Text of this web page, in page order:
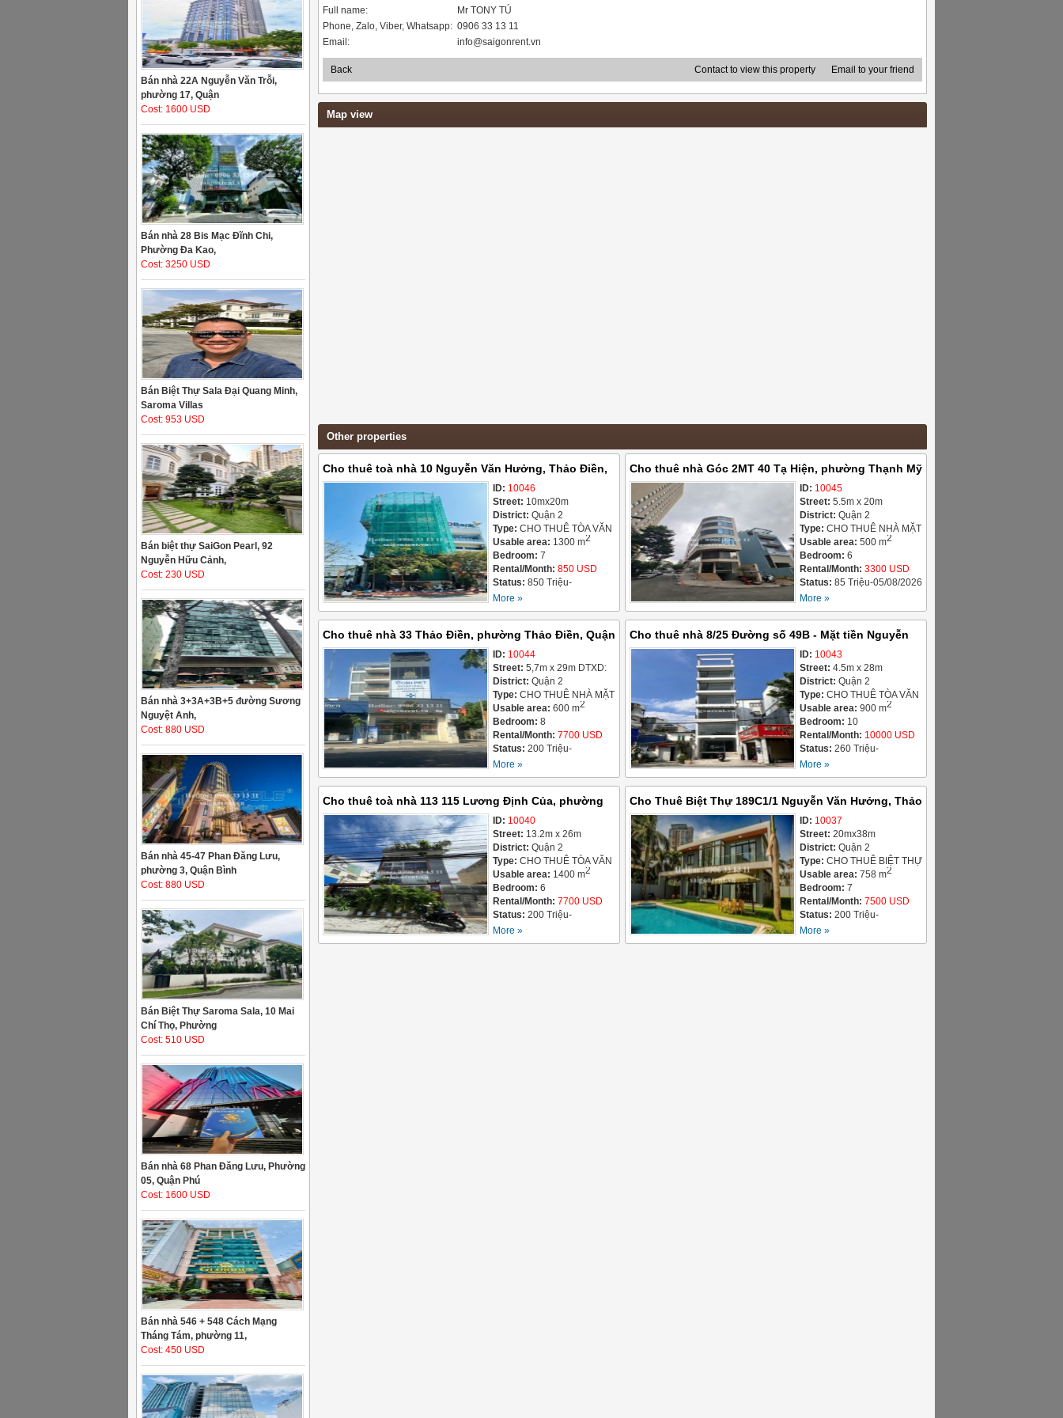
Bán nhà 22A Nguyễn Văn Trỗi,
phường 17, Quận
Cost: 1600 USD
Bán nhà 28 Bis Mạc Đĩnh Chi,
Phường Đa Kao,
Cost: 3250 USD
Bán Biệt Thự Sala Đại Quang Minh,
Saroma Villas
Cost: 953 USD
Bán biệt thự SaiGon Pearl, 92
Nguyễn Hữu Cảnh,
Cost: 230 USD
Bán nhà 3+3A+3B+5 đường Sương
Nguyệt Anh,
Cost: 880 USD
Bán nhà 45-47 Phan Đăng Lưu,
phường 3, Quận Bình
Cost: 880 USD
Bán Biệt Thự Saroma Sala, 10 Mai
Chí Thọ, Phường
Cost: 510 USD
Bán nhà 68 Phan Đăng Lưu, Phường
05, Quận Phú
Cost: 1600 USD
Bán nhà 546 + 548 Cách Mạng
Tháng Tám, phường 11,
Cost: 450 USD
Full name:
Mr TONY TÚ
Phone, Zalo, Viber, Whatsapp: 0906 33 13 11
Email:
info@saigonrent.vn
Back Email to your friend
Contact to view this property
Map view
Other properties
Cho thuê toà nhà 10 Nguyễn Văn Hưởng, Thảo Điền,
Quận 2, 850 Triệu
ID: 10046
Street: 10mx20m
District: Quận 2
Type: CHO THUÊ TÒA VĂN
PHÒNG / OFFICE
BUILDING FOR LEASE
Usable area: 1300 m2
Bedroom: 7
Rental/Month: 850 USD
Status: 850 Triệu-
05/08/2026
More »
Cho thuê nhà Góc 2MT 40 Tạ Hiện, phường Thạnh Mỹ
Lợi, Quận 2, 85 Triệu
ID: 10045
Street: 5.5m x 20m
District: Quận 2
Type: CHO THUÊ NHÀ MẶT
TIỀN / HOUSE FOR LEASE
Usable area: 500 m2
Bedroom: 6
Rental/Month: 3300 USD
Status: 85 Triệu-05/08/2026
More »
Cho thuê nhà 33 Thảo Điền, phường Thảo Điền, Quận
2, 200 Triệu
ID: 10044
Street: 5,7m x 29m DTXD:
5,2x17m.
District: Quận 2
Type: CHO THUÊ NHÀ MẶT
TIỀN / HOUSE FOR LEASE
Usable area: 600 m2
Bedroom: 8
Rental/Month: 7700 USD
Status: 200 Triệu-
05/08/2026
More »
Cho thuê nhà 8/25 Đường số 49B - Mặt tiền Nguyễn
Văn Hưởng, Thảo Điền, Quận 2, 260 triệu
ID: 10043
Street: 4.5m x 28m
District: Quận 2
Type: CHO THUÊ TÒA VĂN
PHÒNG / OFFICE
BUILDING FOR LEASE
Usable area: 900 m2
Bedroom: 10
Rental/Month: 10000 USD
Status: 260 Triệu-
05/08/2026
More »
Cho thuê toà nhà 113 115 Lương Định Của, phường
An Khánh, 200 Triệu
ID: 10040
Street: 13.2m x 26m
District: Quận 2
Type: CHO THUÊ TÒA VĂN
PHÒNG / OFFICE
BUILDING FOR LEASE
Usable area: 1400 m2
Bedroom: 6
Rental/Month: 7700 USD
Status: 200 Triệu-
05/08/2026
More »
Cho Thuê Biệt Thự 189C1/1 Nguyễn Văn Hưởng, Thảo
Điền, Quận 2, 7500 USD
ID: 10037
Street: 20mx38m
District: Quận 2
Type: CHO THUÊ BIỆT THỰ
/ VILLAS FOR LEASE
Usable area: 758 m2
Bedroom: 7
Rental/Month: 7500 USD
Status: 200 Triệu-
04/08/2026- Đã Cho Thuê
More »